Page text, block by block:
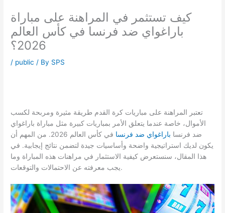
content
كيف تستثمر في المراهنة على مباراة
باراغواي ضد فرنسا في كأس العالم
2026؟
/ public / By SPS
تعتبر المراهنة على مباريات كرة القدم طريقة مثيرة ومربحة لكسب
الأموال، خاصة عندما يتعلق الأمر بمباريات كبيرة مثل مباراة باراغواي
ضد فرنسا باراغواي ضد فرنسا
في كأس العالم 2026. من المهم أن
يكون لديك استراتيجية واضحة وأساسيات جيدة لتضمن نتائج إيجابية. في
هذا المقال، سنستعرض كيفية الاستثمار في مراهنات هذه المباراة وما
يجب معرفته عن الاحتمالات والتوقعات.